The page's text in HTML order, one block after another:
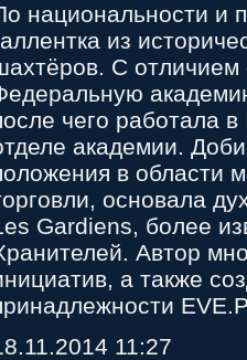
национальности и
из
С отличием
чего работала
академии.
в области
основала
Gardiens, более
Автор
а также
11:27